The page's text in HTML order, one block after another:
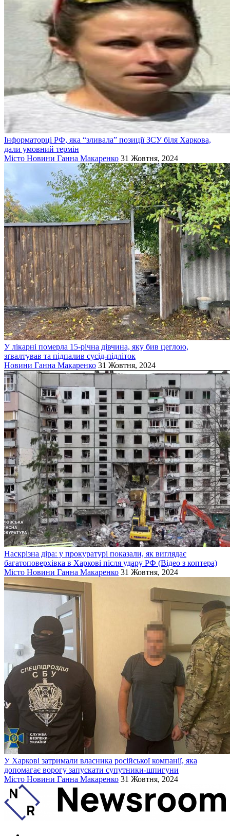
Інформаторці РФ, яка “зливала” позиції ЗСУ біля Харкова,
дали умовний термін
Місто Новини Ганна Макаренко 31 Жовтня, 2024
У лікарні померла 15-річна дівчина, яку бив цеглою,
зґвалтував та підпалив сусід-підліток
Новини Ганна Макаренко 31 Жовтня, 2024
Наскрізна діра: у прокуратурі показали, як виглядає
багатоповерхівка в Харкові після удару РФ (Відео з коптера)
Місто Новини Ганна Макаренко 31 Жовтня, 2024
У Харкові затримали власника російської компанії, яка
допомагає ворогу запускати супутники-шпигуни
Місто Новини Ганна Макаренко 31 Жовтня, 2024